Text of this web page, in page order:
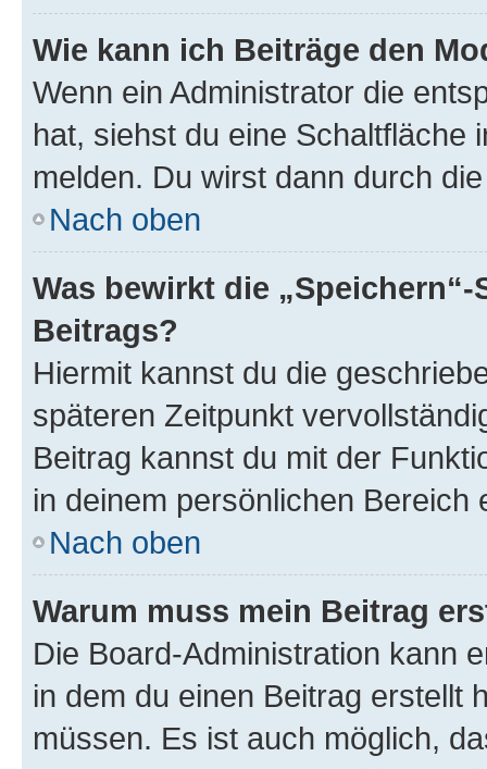
Wie kann ich Beiträge den
Wenn ein Administrator die
hat, siehst du eine Schaltfläche
melden. Du wirst dann durch
Nach oben
Was bewirkt die
Beitrags?
Hiermit kannst du die
späteren Zeitpunkt
Beitrag kannst du mit der
in deinem persönlichen Bereich
Nach oben
Warum muss mein Beitrag
Die Board-Administration kann
in dem du einen Beitrag erstellt
müssen. Es ist auch möglich,